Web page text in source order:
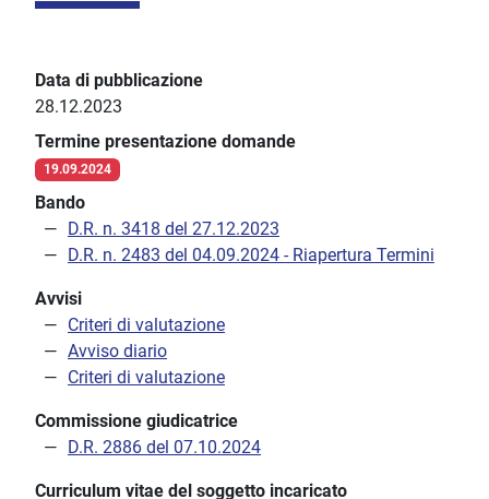
Data di pubblicazione
28.12.2023
Termine presentazione domande
19.09.2024
Bando
D.R. n. 3418 del 27.12.2023
D.R. n. 2483 del 04.09.2024 - Riapertura Termini
Avvisi
Criteri di valutazione
Avviso diario
Criteri di valutazione
Commissione giudicatrice
D.R. 2886 del 07.10.2024
Curriculum vitae del soggetto incaricato